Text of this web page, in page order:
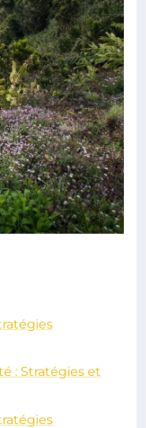
: Stratégies et